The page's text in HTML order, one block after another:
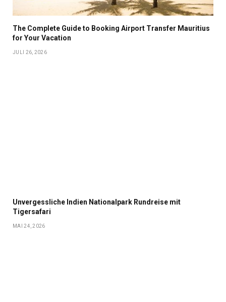
The Complete Guide to Booking Airport Transfer Mauritius
for Your Vacation
JULI 26, 2026
Unvergessliche Indien Nationalpark Rundreise mit
Tigersafari
MAI 24, 2026